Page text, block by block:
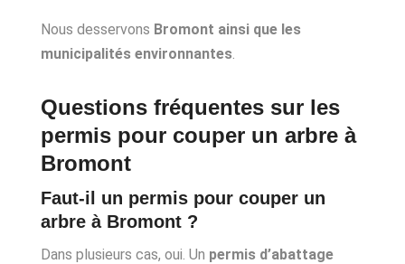
Nous desservons Bromont ainsi que les
municipalités environnantes.
Questions fréquentes sur les
permis pour couper un arbre à
Bromont
Faut-il un permis pour couper un
arbre à Bromont ?
Dans plusieurs cas, oui. Un permis d’abattage